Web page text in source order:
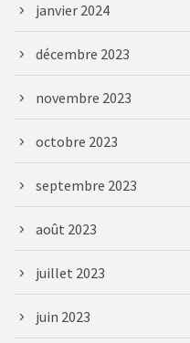
janvier 2024
décembre 2023
novembre 2023
octobre 2023
septembre 2023
août 2023
juillet 2023
juin 2023